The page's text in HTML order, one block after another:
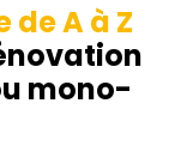
de A à Z
mono-